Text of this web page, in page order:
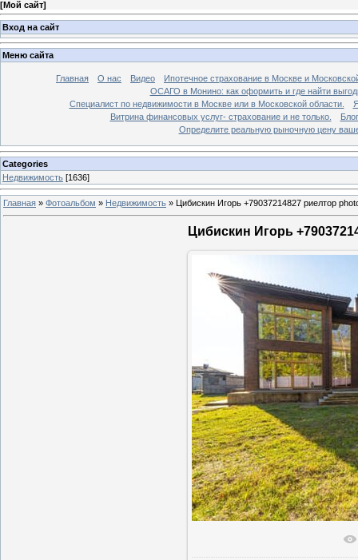
[Мой сайт]
Вход на сайт
Меню сайта
Главная О нас Видео
Ипотечное страхование в Москве и
ОСАГО в Монино: как оформить и где найти
Специалист по недвижимости в Москве или в Московской области.
Витрина финансовых услуг- страхование и не только.
Блог
Определите реальную рыночную цену
Categories
Недвижимость [1636]
Главная » Фотоальбом » Недвижимость » Цибискин Игорь +79037214827 риелтор
Цибискин Игорь
В